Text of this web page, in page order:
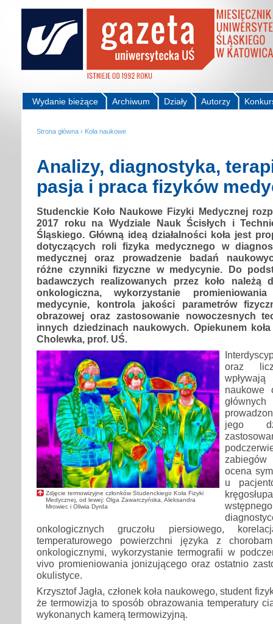
Autorzy
Działy
Archiwum
Wydanie bieżące
Strona główna › Koła naukowe
Analizy, diagnostyka,
pasja i praca fizyków
Studenckie Koło Naukowe Fizyki Medycznej
2017 roku na Wydziale Nauk Ścisłych i
Śląskiego. Główną ideą działalności koła jest
dotyczących roli fizyka medycznego w
medycznej oraz prowadzenie badań
różne czynniki fizyczne w medycynie. Do
badawczych realizowanych przez koło należą
onkologiczna, wykorzystanie
medycynie, kontrola jakości parametrów
obrazowej oraz zastosowanie nowoczesnych
innych dziedzinach naukowych. Opiekunem
Cholewka, prof. UŚ.
Zdjęcie termowizyjne członków Studenckiego Koła Fizyki
Medycznej, od lewej: Olga Zawarczyńska, Aleksandra
Mrowiec i Oliwia Dyrda
oraz
naukowe
jego
ocena
u
onkologicznych gruczołu piersiowego,
temperaturowego powierzchni języka z
onkologicznymi, wykorzystanie termografii w
vivo promieniowania jonizującego oraz ostatnio
okulistyce.
Krzysztof Jagła, członek koła naukowego, student
że termowizja to sposób obrazowania temperatury
wykonanych kamerą termowizyjną.